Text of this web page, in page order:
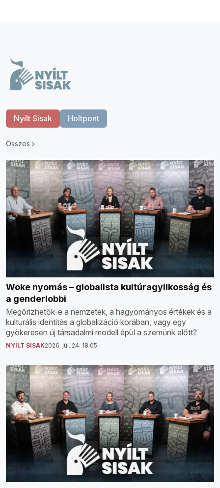
Nyílt Sisak Holtpont
Összes
Woke nyomás – globalista kultúragyilkosság és
a genderlobbi
Megőrizhetők-e a nemzetek, a hagyományos értékek és a
kulturális identitás a globalizáció korában, vagy egy
gyökeresen új társadalmi modell épül a szemünk előtt?
NYÍLT SISAK2026. júl. 24. 18:05